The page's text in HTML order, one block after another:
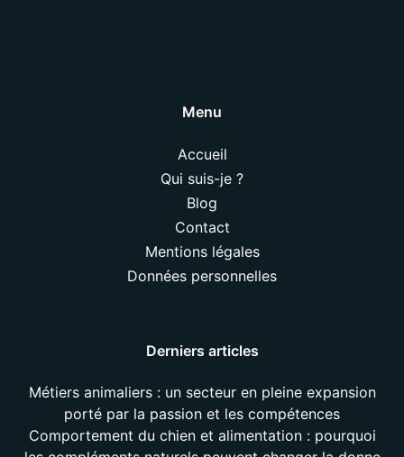
Menu
Accueil
Qui suis-je ?
Blog
Contact
Mentions légales
Données personnelles
Derniers articles
Métiers animaliers : un secteur en pleine expansion
porté par la passion et les compétences
Comportement du chien et alimentation : pourquoi